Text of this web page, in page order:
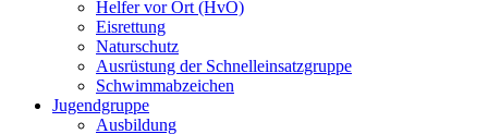
Helfer vor Ort (HvO)
Eisrettung
Naturschutz
Ausrüstung der Schnelleinsatzgruppe
Schwimmabzeichen
Jugendgruppe
Ausbildung